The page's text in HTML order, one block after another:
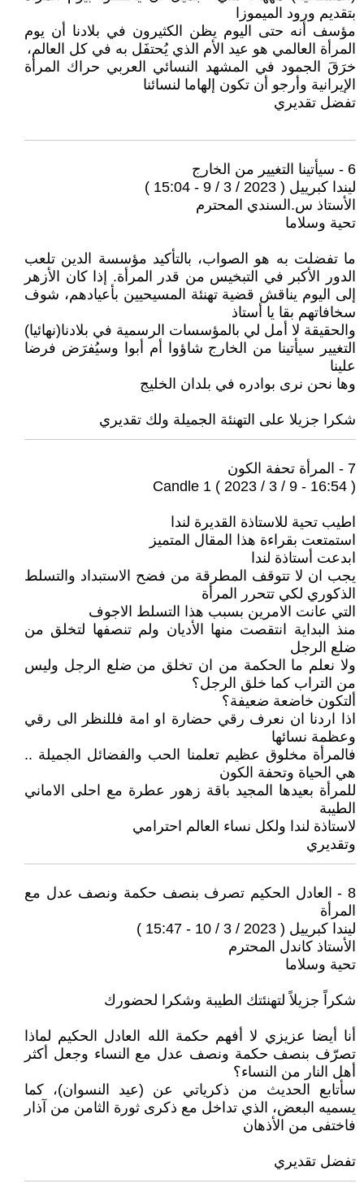
بتقديم ورود الميموزا
مؤسف أنه حتى اليوم يظن الكثيرون في بلادنا أن يوم
المرأة العالمي هو عيد الأم الذي يُحتفَل به في كل العالم،
خرَقَ الجمود في المشهد النسائي العربي حراك المرأة
الإيرانية وأرجو أن تكون إلهاما لنسائنا
تفضل تقديري
6 - سيأتينا التغيير من الخارج
ليندا كبرييل ( 2023 / 3 / 9 - 15:04 )
الأستاذ س.السندي المحترم
تحية وسلاما
ما تفضلت به هو الصواب، بالتأكيد مؤسسة الدين تلعب
الدور الأكبر في التبخيس من قدر المرأة. إذا كان الأزهر
إلى اليوم يناقش قضية تهنئة المسيحيين بأعيادهم، شوف
سخافاتهم بقا يا أستاذ
والحقيقة لا أمل لي بالمؤسسات الرسمية في بلادنا(نهائيا)
التغيير سيأتينا من الخارج شاؤوا أم أبوا وسيُفرَض فرضا
علينا
وها نحن نرى بوادره في بلدان الخليج
شكرا جزيلا على التهنئة الجميلة ولك تقديري
7 - المرأة تحفة الكون
Candle 1 ( 2023 / 3 / 9 - 16:54 )
اطيب تحية للاستاذة القديرة لندا
استمتعت بقراءة هذا المقال المتميز
ابدعت أستاذة لندا
يجب ان لا تتوقف المطرقة من فضح الاستبداد والتسلط
الذكوري لكي تتحرر المرأة
التي عانت الامرين بسبب هذا التسلط الاجوف
منذ البداية انتقصت منها الأديان ولم تنصفها لتخلق من
ضلع الرجل
ولا نعلم ما الحكمة من ان تخلق من ضلع الرجل وليس
من التراب كما خلق الرجل؟
ألتكون خاضعة ضعيفة؟
اذا اردنا ان نعرف رقي حضارة او امة فللنظر الى رقي
وعظمة نسائها
فالمرأة مخلوق عظيم تعلمنا الحب والفضائل الجميلة ..
هي الحياة وتحفة الكون
للمرأة بعيدها المجيد باقة زهور عطرة مع احلى الاماني
الطيبة
لاستاذة لندا ولكل نساء العالم احترامي
وتقديري
8 - العادل الحكيم تصرف بنصف حكمة ونصف عدل مع
المرأة
ليندا كبرييل ( 2023 / 3 / 10 - 15:47 )
الأستاذ كاندل المحترم
تحية وسلاما
شكراً جزيلاً لتهنئتك الطيبة وشكرا لحضورك
أنا أيضا عزيزي لا أفهم حكمة الله العادل الحكيم لماذا
تصرّف بنصف حكمة ونصف عدل مع النساء وجعل أكثر
أهل النار من النساء؟
سأتابع الحديث من ذكرياتي عن (عيد النسوان)، كما
يسميه البعض، الذي تداخل مع ذكرى ثورة الثامن من آذار
فاختفى من الأذهان
تفضل تقديري